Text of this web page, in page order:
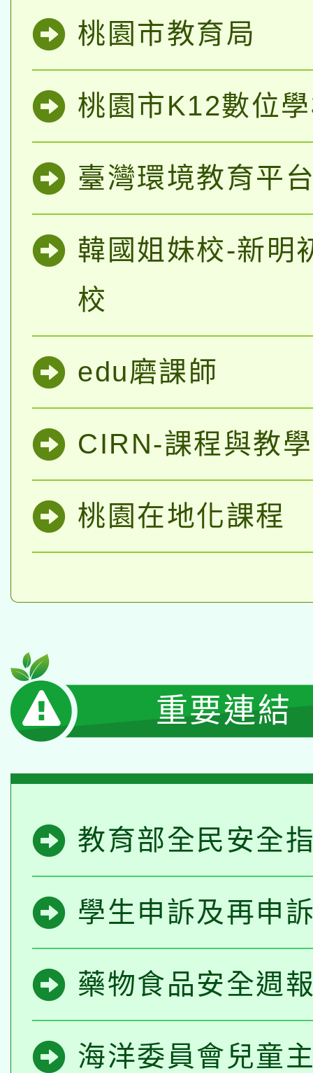
桃園市教育局
桃園市K12數位
臺灣環境教育平
韓國姐妹校-新明
校
edu磨課師
CIRN-課程與教學
桃園在地化課程
重要連結
教育部全民安全
學生申訴及再申
藥物食品安全週
海洋委員會兒童